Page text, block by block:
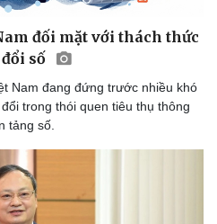
đối mặt với thách thức
số
Nam đang đứng trước nhiều khó
trong thói quen tiêu thụ thông
tảng số.